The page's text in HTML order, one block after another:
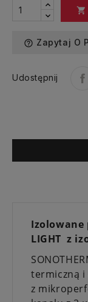

help_outline Zapytaj O
Udostępnij
Izolowane
LIGHT z
termiczną i
z